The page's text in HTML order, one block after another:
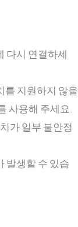
다시 연결하세
를 지원하지 않을
사용해 주세요.
가 일부 불안정
발생할 수 있습